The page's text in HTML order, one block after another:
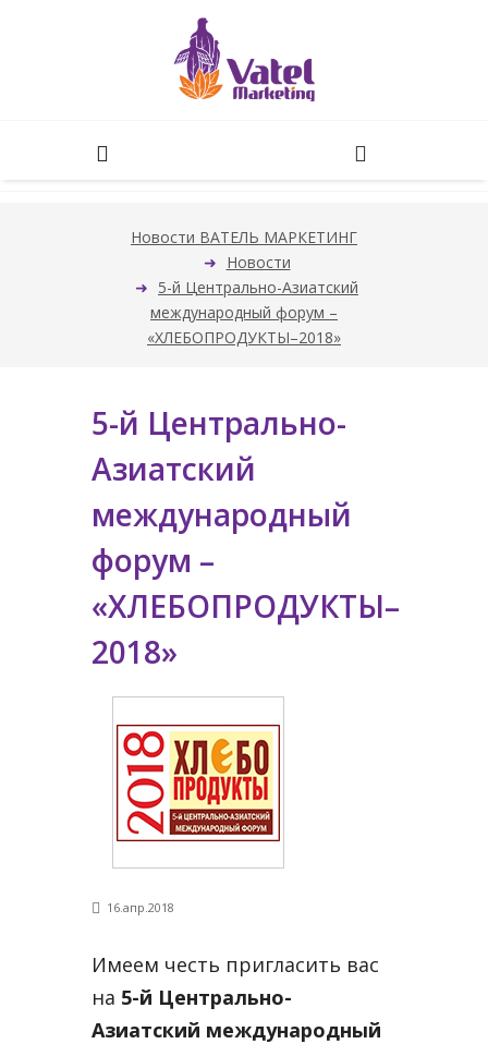
Новости ВАТЕЛЬ МАРКЕТИНГ
Новости
5-й Центрально-Азиатский
международный форум –
«ХЛЕБОПРОДУКТЫ–2018»
5-й Центрально-
Азиатский
международный
форум –
«ХЛЕБОПРОДУКТЫ–
2018»
16.апр.2018
Имеем честь пригласить вас
на 5-й Центрально-
Азиатский международный